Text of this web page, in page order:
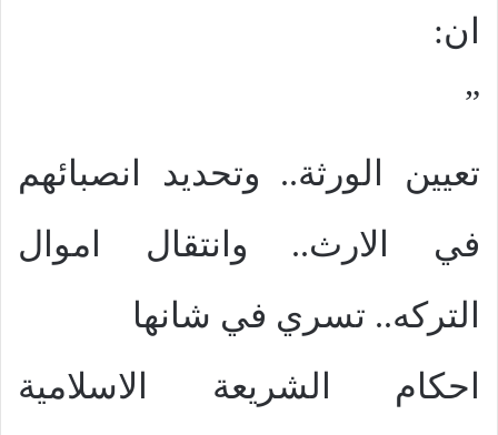
ان:
”
تعيين الورثة.. وتحديد انصبائهم
في الارث.. وانتقال اموال
التركه.. تسري في شانها
احكام الشريعة الاسلامية